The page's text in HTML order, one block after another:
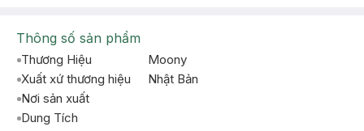
Thông số sản phẩm
Thương Hiệu
Moony
Xuất xứ thương hiệu
Nhật Bản
Nơi sản xuất
Dung Tích